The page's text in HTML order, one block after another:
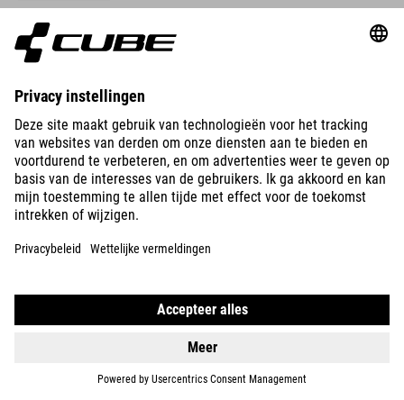
Met de S-Pedelc en z'n e-power van Bosch vermijd je niet
alleen de file, maar kom je ook nog eens uitgerust op je werk
aan.
FRAMEVARIANT